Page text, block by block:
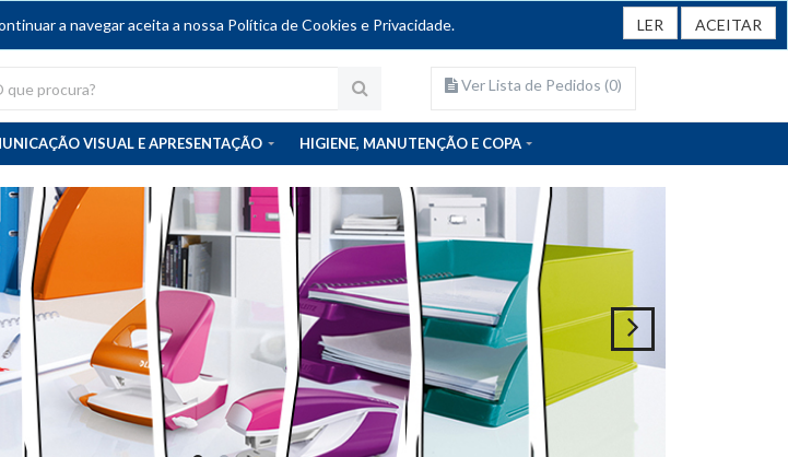
a navegar aceita a nossa Política de Cookies e Privacidade. LER ACEITAR
Ver Lista de Pedidos (0)
VISUAL E APRESENTAÇÃO HIGIENE, MANUTENÇÃO E COPA